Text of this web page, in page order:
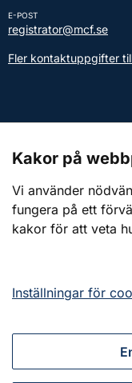
E-POST
registrator@mcf.se
Fler kontaktuppgifter
Webbplatsen
Om webbplatsen
Kakor på
Vi använder
fungera på ett
kakor för att veta
Inställningar för